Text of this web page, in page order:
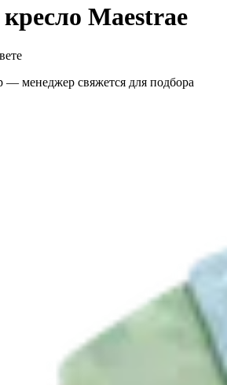
Maestrae
— менеджер свяжется для подбора